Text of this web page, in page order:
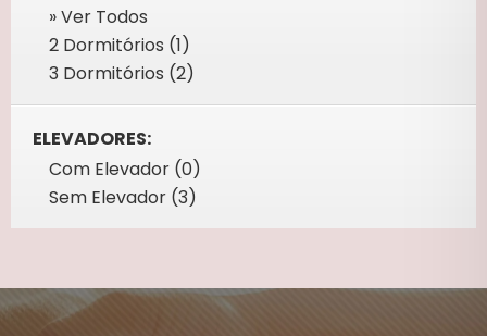
» Ver Todos
2 Dormitórios (1)
3 Dormitórios (2)
ELEVADORES:
Com Elevador (0)
Sem Elevador (3)